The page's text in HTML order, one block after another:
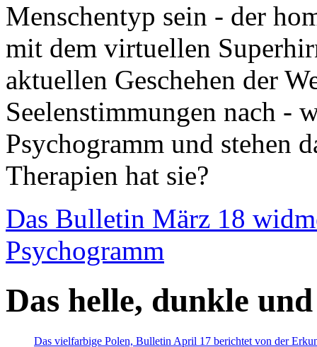
Menschentyp sein - der
mit dem virtuellen
aktuellen Geschehen der
Seelenstimmungen nach -
Psychogramm und stehen
Therapien hat sie?
Das Bulletin März 18
Psychogramm
Das helle, dunkle
Das vielfarbige Polen, Bulletin April 17 berichtet von der